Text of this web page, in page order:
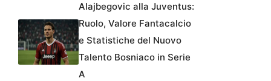
Alajbegovic alla Juventus:
Ruolo, Valore Fantacalcio
e Statistiche del Nuovo
Talento Bosniaco in Serie
A